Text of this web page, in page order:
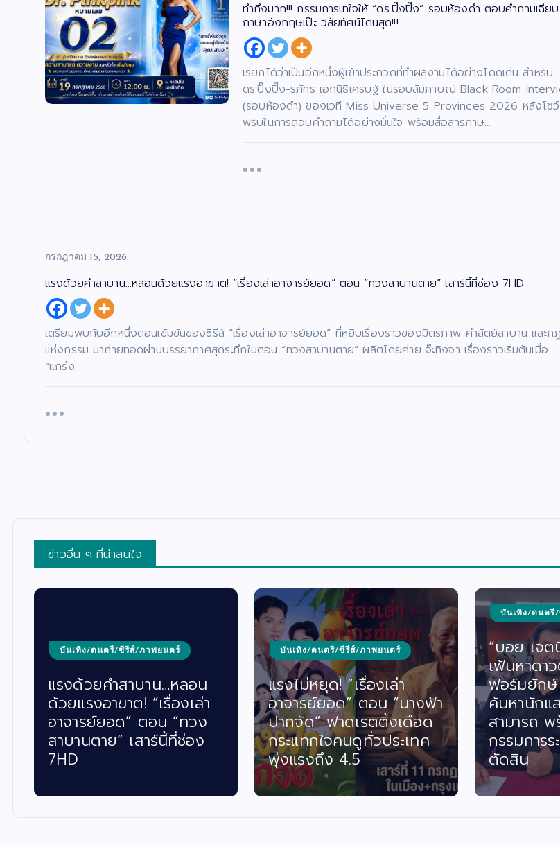
ทำถึงมาก!!! กรรมการเทใจให้ “ดร.ปิ๊งปิ๊ง” รอบห้องดำ ตอบคำถามเฉียบ
ภาษาอังกฤษเป๊ะ วิสัยทัศน์โดนสุด!!!
เรียกได้ว่าเป็นอีกหนึ่งผู้เข้าประกวดที่ทำผลงานได้อย่างโดดเด่น สำหรับ
ดร.ปิ๊งปิ๊ง-รภัทร เอกนิธิเศรษฐ์ ในรอบสัมภาษณ์ Black Room
(รอบห้องดำ) ของเวที Miss Universe 5 Provinces 2026 หลังโช
พริบในการตอบคำถามได้อย่างมั่นใจ พร้อมสื่อสารภาษ…
กรกฎาคม 15, 2026
แรงด้วยคำสาบาน…หลอนด้วยแรงอาฆาต! “เรื่องเล่าอาจารย์ยอด” ตอน “ทวงสาบานตาย” เสาร์นี้ที่ช่อง 7HD
เตรียมพบกับอีกหนึ่งตอนเข้มข้นของซีรีส์ “เรื่องเล่าอาจารย์ยอด” ที่หยิบเรื่องราวของมิตรภาพ คำสัตย์สาบาน และกฎ
แห่งกรรม มาถ่ายทอดผ่านบรรยากาศสุดระทึกในตอน “ทวงสาบานตาย” ผลิตโดยค่าย จ๊ะทิงจา เรื่องราวเริ่มต้นเมื่อ
“แกร่ง…
ข่าวอื่น ๆ ที่น่าสนใจ
บันเทิง/ดนตรี/ซีรีส์/ภาพยนตร์
แรงด้วยคำสาบาน…หลอน
ด้วยแรงอาฆาต! “เรื่องเล่า
อาจารย์ยอด” ตอน “ทวง
สาบานตาย” เสาร์นี้ที่ช่อง
7HD
บันเทิง/ดนตรี/ซีรีส์/ภาพยนตร์
แรงไม่หยุด! “เรื่องเล่า
อาจารย์ยอด” ตอน “นางฟ้า
ปากจัด” ฟาดเรตติ้งเดือด
กระแทกใจคนดูทั่วประเทศ
พุ่งแรงถึง 4.5
บันเทิง/ดนตรี
“บอย เจ
เฟ้นหาดา
ฟอร์มยักษ์
ค้นหานักแ
สามารถ
กรรมการ
ตัดสิน